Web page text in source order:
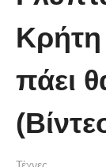
(video)
Κρήτη
πάει